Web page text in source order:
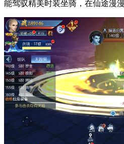
能驾驭精美时装坐骑，在仙途漫